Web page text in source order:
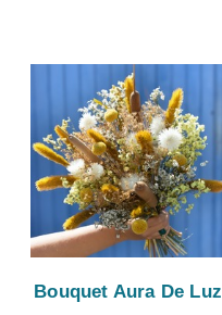
Bouquet Aura De Luz